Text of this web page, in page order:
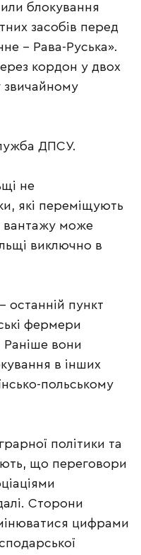
блокування
засобів перед
– Рава-Руська».
кордон у двох
звичайному
ДПСУ.
не
які переміщують
вантажу може
виключно в
останній пункт
фермери
Раніше вони
в інших
польському
політики та
що переговори
Сторони
цифрами